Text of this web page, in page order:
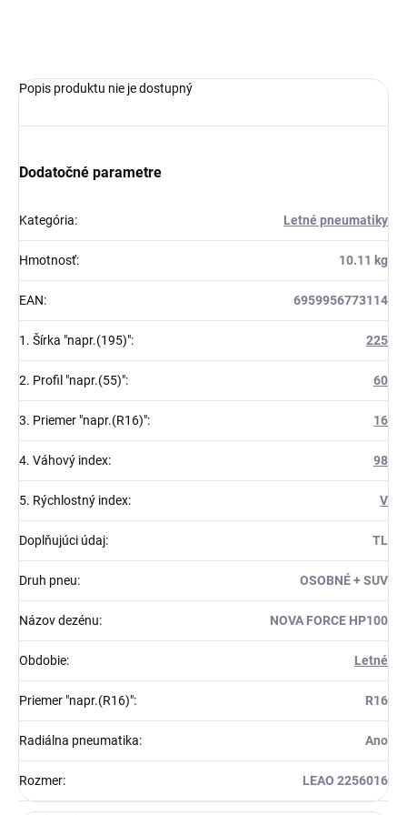
Popis produktu nie je dostupný
Dodatočné parametre
Kategória: Letné pneumatiky
Hmotnosť: 10.11 kg
EAN: 6959956773114
1. Šírka "napr.(195)": 225
2. Profil "napr.(55)": 60
3. Priemer "napr.(R16)": 16
4. Váhový index: 98
5. Rýchlostný index: V
Doplňujúci údaj: TL
Druh pneu: OSOBNÉ + SUV
Názov dezénu: NOVA FORCE HP100
Obdobie: Letné
Priemer "napr.(R16)": R16
Radiálna pneumatika: Ano
Rozmer: LEAO 2256016